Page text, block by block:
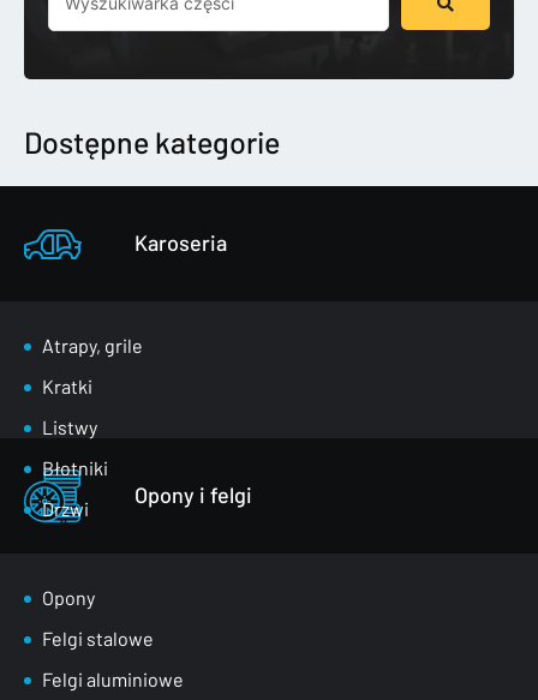
Dostępne kategorie
Karoseria
Atrapy, grile
Kratki
Listwy
Błotniki
Drzwi
Lusterka
Maski
Nadkola
Opony i felgi
Opony
Felgi stalowe
Felgi aluminiowe